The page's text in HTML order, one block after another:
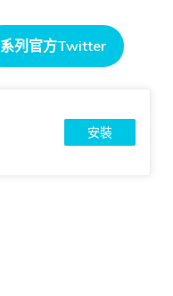
系列官方Twitter
安裝